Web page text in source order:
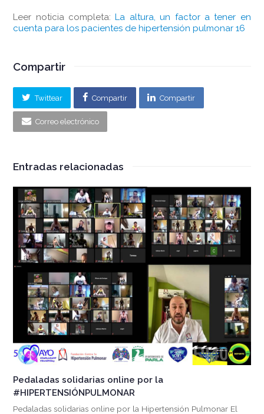
Leer noticia completa:La altura, un factor a tener en
cuenta para los pacientes de hipertensión pulmonar 16
Compartir
Twittear Compartir Compartir
Correo electrónico
Entradas relacionadas
Pedaladas solidarias online por la
#HIPERTENSIÓNPULMONAR
Pedaladas solidarias online por la Hipertensión Pulmonar El